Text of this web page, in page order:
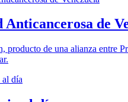
Anticancerosa de
producto de una alianza entre